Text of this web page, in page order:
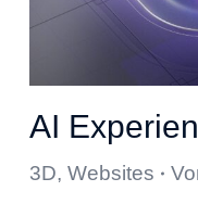
AI
3D, Websites